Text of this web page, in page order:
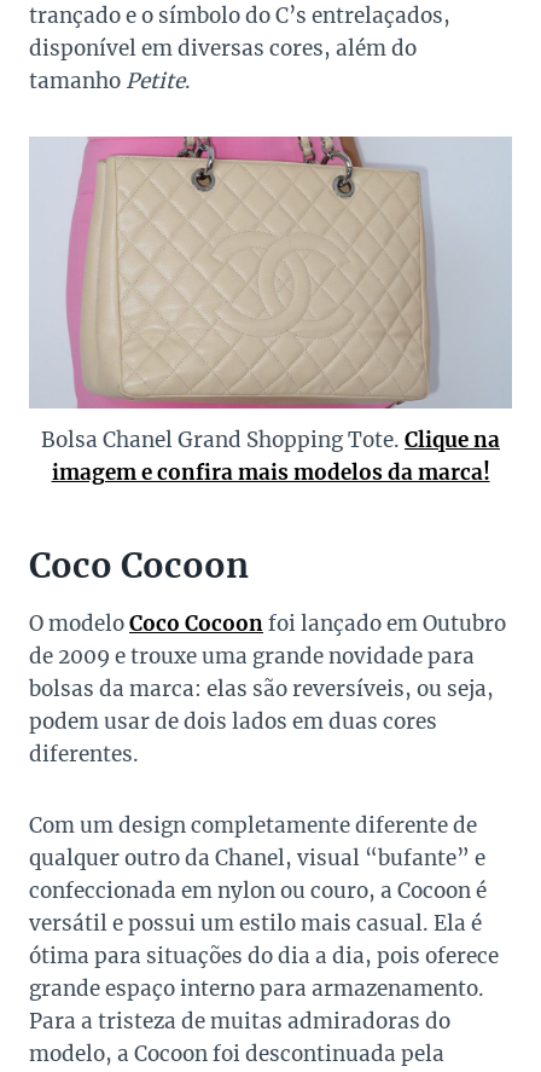
trançado e o símbolo do C’s entrelaçados,
disponível em diversas cores, além do
tamanho Petite.
Bolsa Chanel Grand Shopping Tote. Clique na
imagem e confira mais modelos da marca!
Coco Cocoon
O modeloCoco Cocoonfoi lançado em Outubro
de 2009 e trouxe uma grande novidade para
bolsas da marca: elas são reversíveis, ou seja,
podem usar de dois lados em duas cores
diferentes.
Com um design completamente diferente de
qualquer outro da Chanel, visual “bufante” e
confeccionada em nylon ou couro, a Cocoon é
versátil e possui um estilo mais casual. Ela é
ótima para situações do dia a dia, pois oferece
grande espaço interno para armazenamento.
Para a tristeza de muitas admiradoras do
modelo, a Cocoon foi descontinuada pela